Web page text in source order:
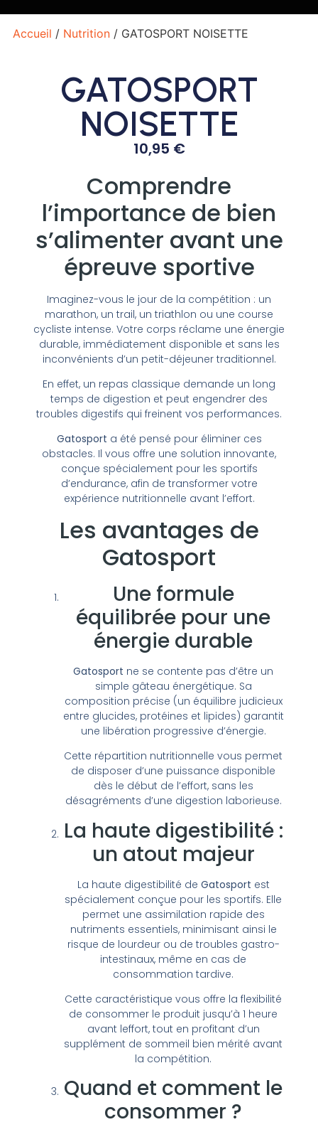
Accueil / Nutrition/ GATOSPORT NOISETTE
GATOSPORT
NOISETTE
10,95 €
Comprendre
l’importance de bien
s’alimenter avant une
épreuve sportive
Imaginez-vous le jour de la compétition : un
marathon, un trail, un triathlon ou une course
cycliste intense. Votre corps réclame une énergie
durable, immédiatement disponible et sans les
inconvénients d’un petit-déjeuner traditionnel.
En effet, un repas classique demande un long
temps de digestion et peut engendrer des
troubles digestifs qui freinent vos performances.
Gatosport a été pensé pour éliminer ces
obstacles. Il vous offre une solution innovante,
conçue spécialement pour les sportifs
d’endurance, afin de transformer votre
expérience nutritionnelle avant l’effort.
Les avantages de
Gatosport
Une formule
équilibrée pour une
énergie durable
Gatosport ne se contente pas d’être un
simple gâteau énergétique. Sa
composition précise (un équilibre judicieux
entre glucides, protéines et lipides) garantit
une libération progressive d’énergie.
Cette répartition nutritionnelle vous permet
de disposer d’une puissance disponible
dès le début de l’effort, sans les
désagréments d’une digestion laborieuse.
La haute digestibilité :
un atout majeur
La haute digestibilité de Gatosport est
spécialement conçue pour les sportifs. Elle
permet une assimilation rapide des
nutriments essentiels, minimisant ainsi le
risque de lourdeur ou de troubles gastro-
intestinaux, même en cas de
consommation tardive.
Cette caractéristique vous offre la flexibilité
de consommer le produit jusqu’à 1 heure
avant leffort, tout en profitant d’un
supplément de sommeil bien mérité avant
la compétition.
Quand et comment le
consommer ?